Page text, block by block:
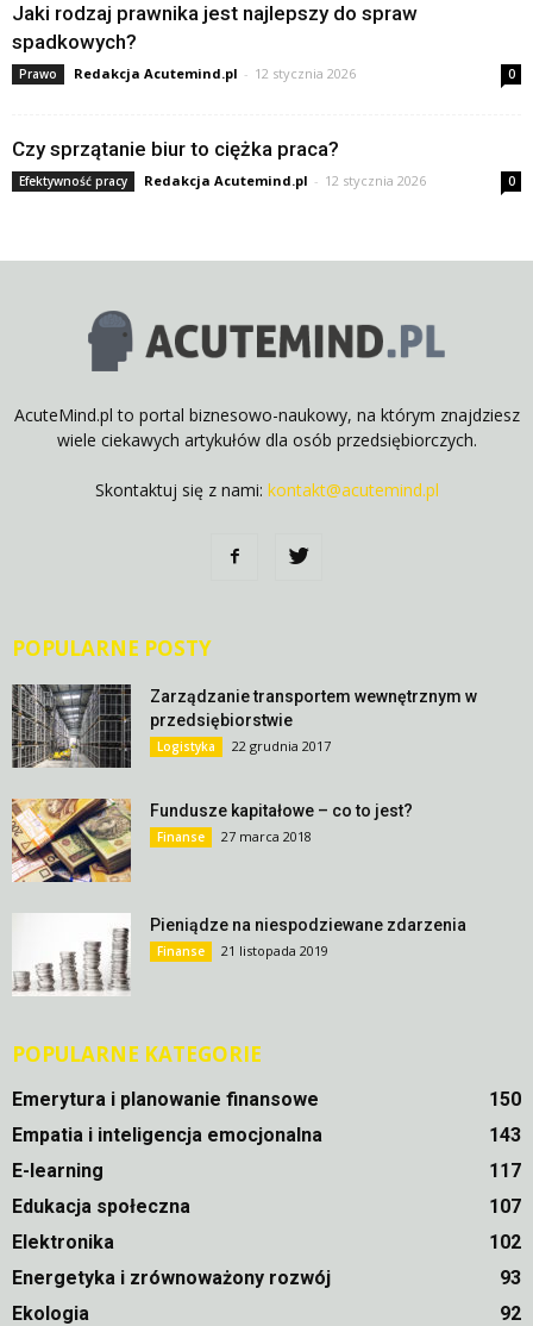
Jaki rodzaj prawnika jest najlepszy do spraw
spadkowych?
Prawo Redakcja Acutemind.pl - 12 stycznia 2026 0
Czy sprzątanie biur to ciężka praca?
Efektywność pracy Redakcja Acutemind.pl - 12 stycznia 2026 0
AcuteMind.pl to portal biznesowo-naukowy, na którym znajdziesz
wiele ciekawych artykułów dla osób przedsiębiorczych.
Skontaktuj się z nami: kontakt@acutemind.pl
POPULARNE POSTY
Zarządzanie transportem wewnętrznym w
przedsiębiorstwie
Logistyka 22 grudnia 2017
Fundusze kapitałowe – co to jest?
Finanse 27 marca 2018
Pieniądze na niespodziewane zdarzenia
Finanse 21 listopada 2019
POPULARNE KATEGORIE
Emerytura i planowanie finansowe
150
Empatia i inteligencja emocjonalna
143
E-learning
117
Edukacja społeczna
107
Elektronika
102
Energetyka i zrównoważony rozwój
93
Ekologia
92